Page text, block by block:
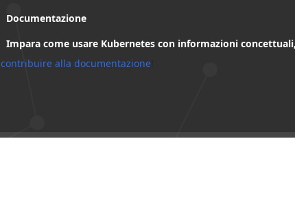
Documentazione
Impara come usare Kubernetes con informazioni
contribuire alla documentazione